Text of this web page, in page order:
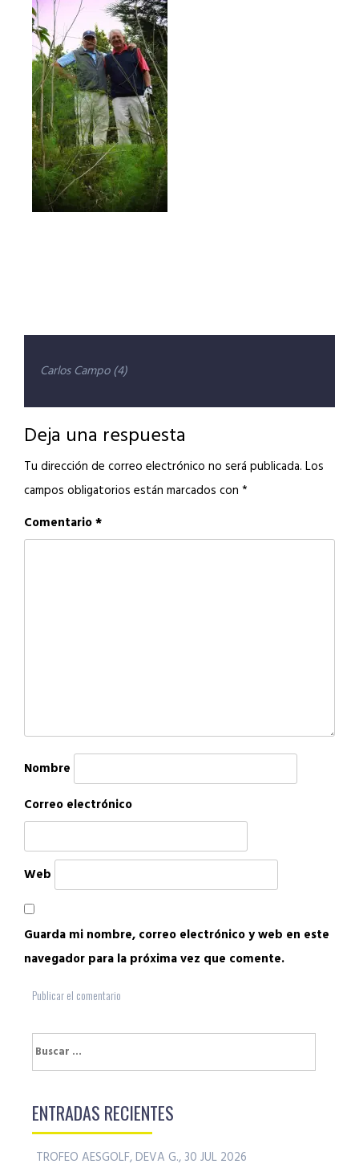
Navegación
de
entradas
Carlos Campo (4)
Deja una respuesta
Tu dirección de correo electrónico no será publicada. Los
campos obligatorios están marcados con *
Comentario*
Nombre
Correo electrónico
Web
Guarda mi nombre, correo electrónico y web en este
navegador para la próxima vez que comente.
Buscar:
ENTRADAS RECIENTES
TROFEO AESGOLF, DEVA G., 30 JUL 2026